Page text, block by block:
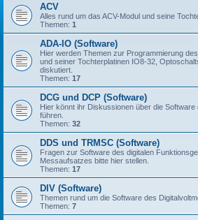
ACV
Alles rund um das ACV-Modul und seine
Themen: 1
ADA-IO (Software)
Hier werden Themen zur Programmierung
und seiner Tochterplatinen IO8-32,
diskutiert.
Themen: 17
DCG und DCP (Software)
Hier könnt ihr Diskussionen über die
führen.
Themen: 32
DDS und TRMSC (Software)
Fragen zur Software des digitalen
Messaufsatzes bitte hier stellen.
Themen: 17
DIV (Software)
Themen rund um die Software des
Themen: 7